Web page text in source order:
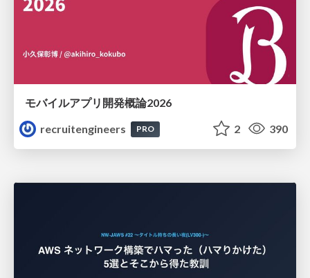
モバイルアプリ開発概論2026
recruitengineers
PRO 2 390